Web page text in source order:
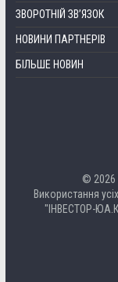
ЗВОРОТНІЙ ЗВ’ЯЗОК
НОВИНИ ПАРТНЕРІВ
БІЛЬШЕ НОВИН
© 2026
Використання
"ІНВЕСТОР-